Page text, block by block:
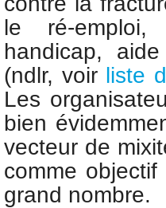
le ré-emploi,
handicap,
(ndlr, voir liste
Les
bien
vecteur de
comme
grand nombre.